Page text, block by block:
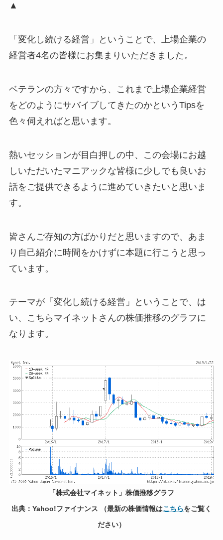
▲
「変化し続ける経営」ということで、上場企業の
経営者4名の皆様にお集まりいただきました。
ベテランの方々ですから、これまで上場企業経営
をどのようにサバイブしてきたのかというTipsを
色々伺えればと思います。
熱いセッションが目白押しの中、この会場にお越
しいただいたマニアックな皆様に少しでも良いお
話をご提供できるように進めていきたいと思いま
す。
皆さんご存知の方ばかりだと思いますので、あま
り自己紹介に時間をかけずに本題に行こうと思っ
ています。
テーマが「変化し続ける経営」ということで、は
い、こちらマイネットさんの株価推移のグラフに
なります。
「株式会社マイネット」株価推移グラフ
出典：Yahoo!ファイナンス （最新の株価情報はこちらをご覧く
ださい）